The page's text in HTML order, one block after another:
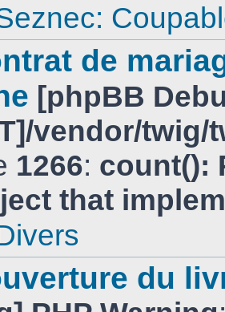
de
[phpBB
vendor/
1266: count():
that
du